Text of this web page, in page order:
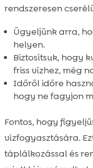
rendszeresen
Ügyeljünk arra,
helyen.
Biztosítsuk, hogy
friss vízhez, még
Időről időre
hogy ne fagyjon
Fontos, hogy
vízfogyasztására.
táplálkozással és